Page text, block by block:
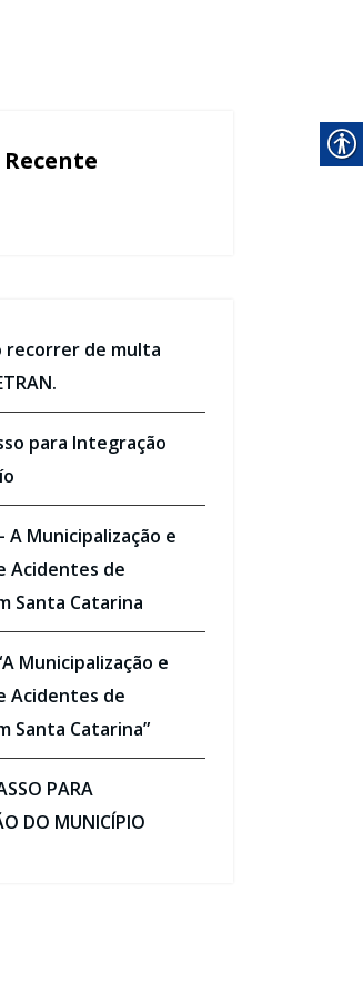
recorrer de multa
para Integração
A Municipalização e
Acidentes de
Santa Catarina
Municipalização e
Acidentes de
Santa Catarina”
PARA
DO MUNICÍPIO